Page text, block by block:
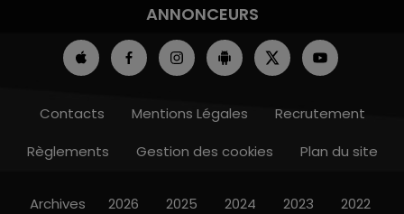
ANNONCEURS
Contacts Mentions Légales
Recrutement
Règlements
Gestion des cookies Plan du site
Archives 2026 2025 2024 2023 2022